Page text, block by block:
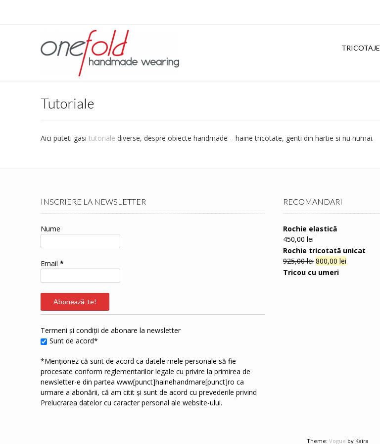
TRICOTAJE
Tutoriale
Aici puteti gasi tutoriale diverse, despre obiecte handmade – haine tricotate, genti din hartie si nu numai.
INSCRIERE LA NEWSLETTER
Nume
Email *
Termeni și condiții de abonare la newsletter
Sunt de acord*
*Menționez că sunt de acord ca datele mele personale să fie
procesate conform reglementarilor legale cu privire la primirea de
newsletter-e din partea www[punct]hainehandmare[punct]ro ca
urmare a abonării, că am citit și sunt de acord cu prevederile privind
Prelucrarea datelor cu caracter personal ale website-ului.
RECOMANDARI
Rochie elastică
450,00 lei
Rochie tricotată unicat
925,00lei 800,00 lei
Tricou cu umeri
Theme: Vogue by Kaira